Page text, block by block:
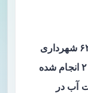
این تحقیق بر اساس داده‌های ماهانه از ۶۲ شهرداری
ایالت آمازون بین سال‌های ۲۰۰۱ تا ۲۰۲۴ انجام شده
آب در